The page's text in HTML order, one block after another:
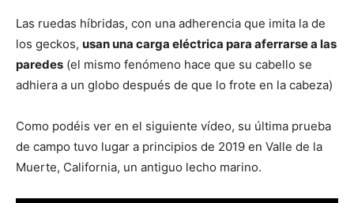
Las ruedas híbridas, con una adherencia que imita la de
los geckos, usan una carga eléctrica para aferrarse a las
paredes (el mismo fenómeno hace que su cabello se
adhiera a un globo después de que lo frote en la cabeza)
Como podéis ver en el siguiente vídeo, su última prueba
de campo tuvo lugar a principios de 2019 en Valle de la
Muerte, California, un antiguo lecho marino.